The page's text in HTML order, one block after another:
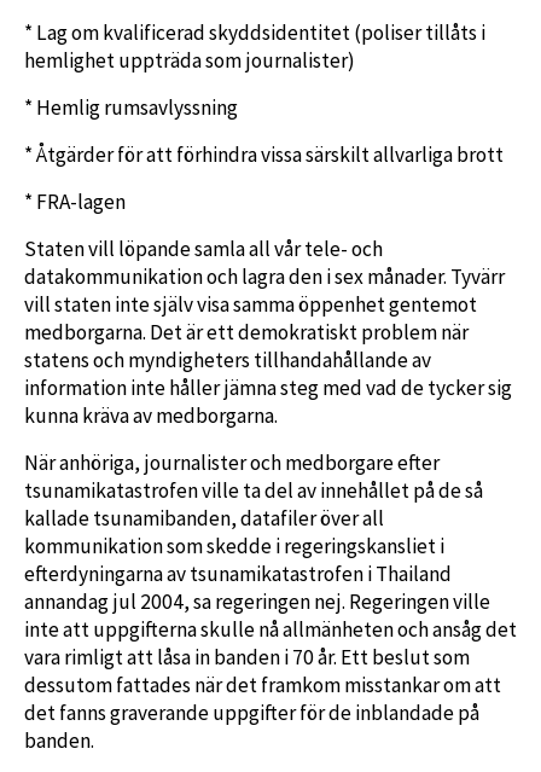
* Lag om kvalificerad skyddsidentitet (poliser tillåts i
hemlighet uppträda som journalister)
* Hemlig rumsavlyssning
* Åtgärder för att förhindra vissa särskilt allvarliga brott
* FRA-lagen
Staten vill löpande samla all vår tele- och
datakommunikation och lagra den i sex månader. Tyvärr
vill staten inte själv visa samma öppenhet gentemot
medborgarna. Det är ett demokratiskt problem när
statens och myndigheters tillhandahållande av
information inte håller jämna steg med vad de tycker sig
kunna kräva av medborgarna.
När anhöriga, journalister och medborgare efter
tsunamikatastrofen ville ta del av innehållet på de så
kallade tsunamibanden, datafiler över all
kommunikation som skedde i regeringskansliet i
efterdyningarna av tsunamikatastrofen i Thailand
annandag jul 2004, sa regeringen nej. Regeringen ville
inte att uppgifterna skulle nå allmänheten och ansåg det
vara rimligt att låsa in banden i 70 år. Ett beslut som
dessutom fattades när det framkom misstankar om att
det fanns graverande uppgifter för de inblandade på
banden.